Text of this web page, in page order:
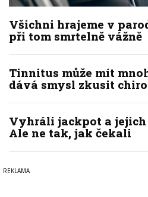
Všichni hrajeme v
při tom smrtelně vážně
Tinnitus může mít
dává smysl zkusit
Vyhráli jackpot a jejich
Ale ne tak, jak čekali